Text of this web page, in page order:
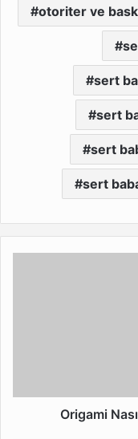
otoriter ve
sert
sert
sert
sert
Origami